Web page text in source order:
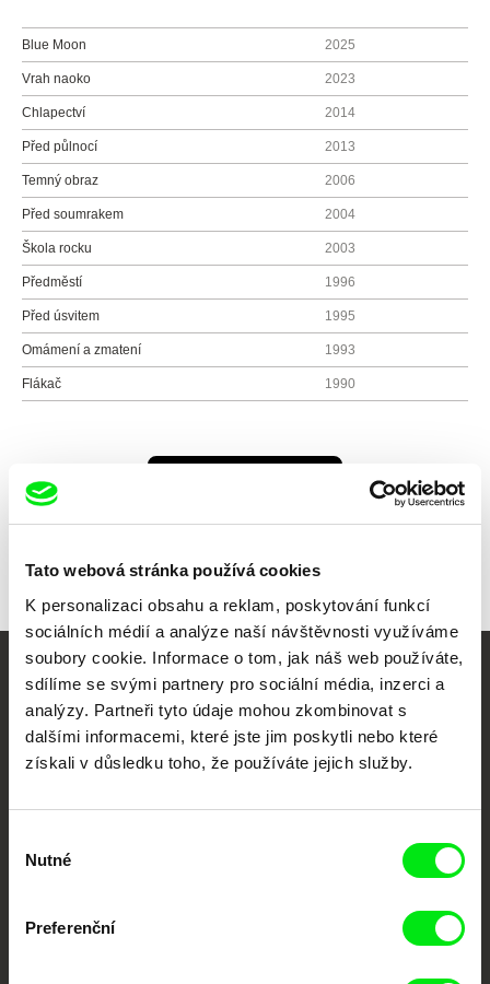
Tato webová stránka používá cookies
K personalizaci obsahu a reklam, poskytování funkcí
sociálních médií a analýze naší návštěvnosti využíváme
soubory cookie. Informace o tom, jak náš web používáte,
sdílíme se svými partnery pro sociální média, inzerci a
analýzy. Partneři tyto údaje mohou zkombinovat s
dalšími informacemi, které jste jim poskytli nebo které
získali v důsledku toho, že používáte jejich služby.
souhlasu
Nutné
Preferenční
Blue Moon 2025
Vrah naoko 2023
Chlapectví 2014
Před půlnocí 2013
Temný obraz 2006
Před soumrakem 2004
Škola rocku 2003
Předměstí 1996
Před úsvitem 1995
Omámení a zmatení 1993
Flákač 1990
Vaše online
dokumentární kino
každý týden
Portál DAFilms.cz je výsledkem tvůrčí spolupráce 7 klíčových evropských
posouvat hranice dokumentárního filmu, propagovat jeho rozmanitost a